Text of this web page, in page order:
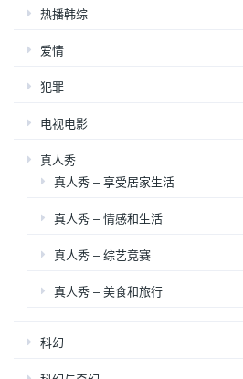
热播韩综
爱情
犯罪
电视电影
真人秀
真人秀 – 享受居家生活
真人秀 – 情感和生活
真人秀 – 综艺竞赛
真人秀 – 美食和旅行
科幻